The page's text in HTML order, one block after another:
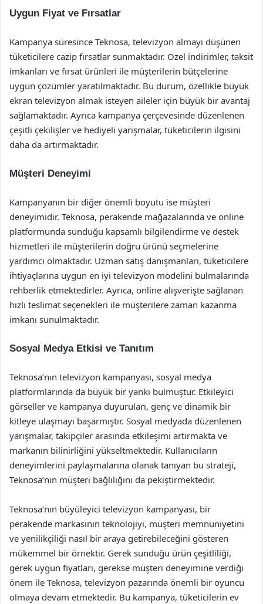
Uygun Fiyat ve Fırsatlar
Kampanya süresince Teknosa, televizyon almayı düşünen
tüketicilere cazip fırsatlar sunmaktadır. Özel indirimler, taksit
imkanları ve fırsat ürünleri ile müşterilerin bütçelerine
uygun çözümler yaratılmaktadır. Bu durum, özellikle büyük
ekran televizyon almak isteyen aileler için büyük bir avantaj
sağlamaktadır. Ayrıca kampanya çerçevesinde düzenlenen
çeşitli çekilişler ve hediyeli yarışmalar, tüketicilerin ilgisini
daha da artırmaktadır.
Müşteri Deneyimi
Kampanyanın bir diğer önemli boyutu ise müşteri
deneyimidir. Teknosa, perakende mağazalarında ve online
platformunda sunduğu kapsamlı bilgilendirme ve destek
hizmetleri ile müşterilerin doğru ürünü seçmelerine
yardımcı olmaktadır. Uzman satış danışmanları, tüketicilere
ihtiyaçlarına uygun en iyi televizyon modelini bulmalarında
rehberlik etmektedirler. Ayrıca, online alışverişte sağlanan
hızlı teslimat seçenekleri ile müşterilere zaman kazanma
imkanı sunulmaktadır.
Sosyal Medya Etkisi ve Tanıtım
Teknosa’nın televizyon kampanyası, sosyal medya
platformlarında da büyük bir yankı bulmuştur. Etkileyici
görseller ve kampanya duyuruları, genç ve dinamik bir
kitleye ulaşmayı başarmıştır. Sosyal medyada düzenlenen
yarışmalar, takipçiler arasında etkileşimi artırmakta ve
markanın bilinirliğini yükseltmektedir. Kullanıcıların
deneyimlerini paylaşmalarına olanak tanıyan bu strateji,
Teknosa’nın müşteri bağlılığını da pekiştirmektedir.
Teknosa’nın büyüleyici televizyon kampanyası, bir
perakende markasının teknolojiyi, müşteri memnuniyetini
ve yenilikçiliği nasıl bir araya getirebileceğini gösteren
mükemmel bir örnektir. Gerek sunduğu ürün çeşitliliği,
gerek uygun fiyatları, gerekse müşteri deneyimine verdiği
önem ile Teknosa, televizyon pazarında önemli bir oyuncu
olmaya devam etmektedir. Bu kampanya, tüketicilerin ev